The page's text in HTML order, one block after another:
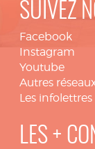
SUIVEZ
Facebook
Instagram
Youtube
Autres
Les infolettres
LES +